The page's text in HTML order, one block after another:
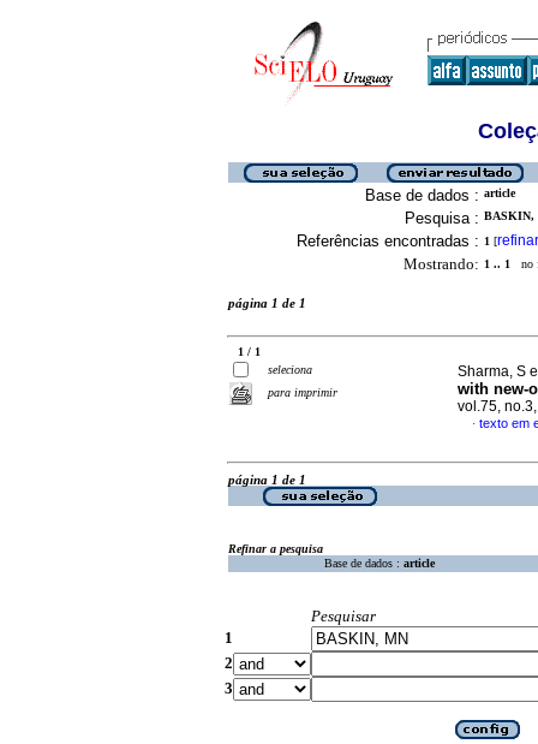
Base de dados : article
Pesquisa : BASKIN,
Referências encontradas : 1 [refinar
Mostrando: 1 .. 1 no
página 1 de 1
1 / 1
seleciona
para imprimir
Sharma, S
with new-
vol.75,
· texto em
página 1 de 1
Refinar a pesquisa
Base de dados : article
Pesquisar
1
2
3